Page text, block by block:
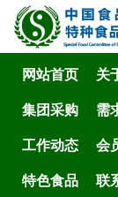
网站首页 关
集团采购 需
工作动态 会
特色食品 联